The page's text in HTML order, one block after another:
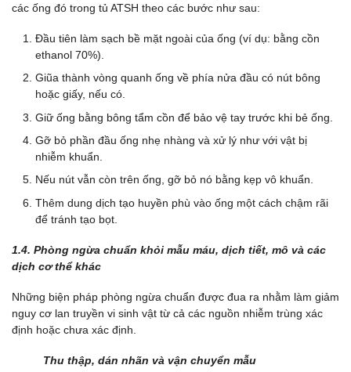
các ống đó trong tủ ATSH theo các bước như sau:
Đầu tiên làm sạch bề mặt ngoài của ống (ví dụ: bằng cồn
ethanol 70%).
Giũa thành vòng quanh ống về phía nửa đầu có nút bông
hoặc giấy, nếu có.
Giữ ống bằng bông tẩm cồn để bảo vệ tay trước khi bẻ ống.
Gỡ bỏ phần đầu ống nhẹ nhàng và xử lý như với vật bị
nhiễm khuẩn.
Nếu nút vẫn còn trên ống, gỡ bỏ nó bằng kẹp vô khuẩn.
Thêm dung dịch tạo huyền phù vào ống một cách chậm rãi
để tránh tạo bọt.
1.4. Phòng ngừa chuẩn khỏi mẫu máu, dịch tiết, mô và các
dịch cơ thể khác
Những biện pháp phòng ngừa chuẩn được đua ra nhằm làm giảm
nguy cơ lan truyền vi sinh vật từ cả các nguồn nhiễm trùng xác
định hoặc chưa xác định.
Thu thập, dán nhãn và vận chuyển mẫu